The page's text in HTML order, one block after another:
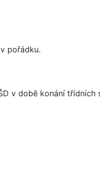
pořádku.
v době konání třídních